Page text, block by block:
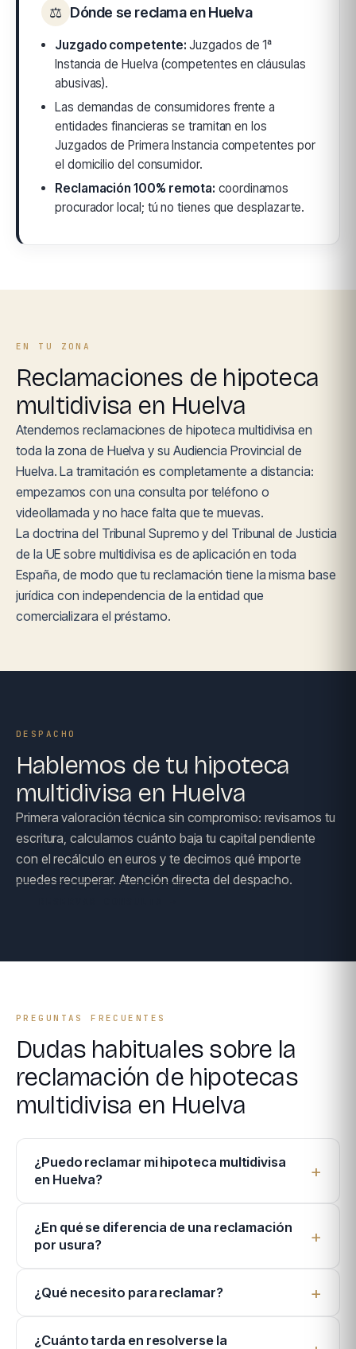
⚖ Dónde se reclama en Huelva
Juzgado competente: Juzgados de 1ª
Instancia de Huelva (competentes en cláusulas
abusivas).
Las demandas de consumidores frente a
entidades financieras se tramitan en los
Juzgados de Primera Instancia competentes por
el domicilio del consumidor.
Reclamación 100% remota: coordinamos
procurador local; tú no tienes que desplazarte.
EN TU ZONA
Reclamaciones de hipoteca
multidivisa en Huelva
Atendemos reclamaciones de hipoteca multidivisa en
toda la zona de Huelva y su Audiencia Provincial de
Huelva. La tramitación es completamente a distancia:
empezamos con una consulta por teléfono o
videollamada y no hace falta que te muevas.
La doctrina del Tribunal Supremo y del Tribunal de Justicia
de la UE sobre multidivisa es de aplicación en toda
España, de modo que tu reclamación tiene la misma base
jurídica con independencia de la entidad que
comercializara el préstamo.
DESPACHO
Hablemos de tu hipoteca
multidivisa en Huelva
Primera valoración técnica sin compromiso: revisamos tu
escritura, calculamos cuánto baja tu capital pendiente
con el recálculo en euros y te decimos qué importe
puedes recuperar. Atención directa del despacho.
PREGUNTAS FRECUENTES
Dudas habituales sobre la
reclamación de hipotecas
multidivisa en Huelva
¿Puedo reclamar mi hipoteca multidivisa
en Huelva?
¿En qué se diferencia de una reclamación
por usura?
¿Qué necesito para reclamar?
¿Cuánto tarda en resolverse la